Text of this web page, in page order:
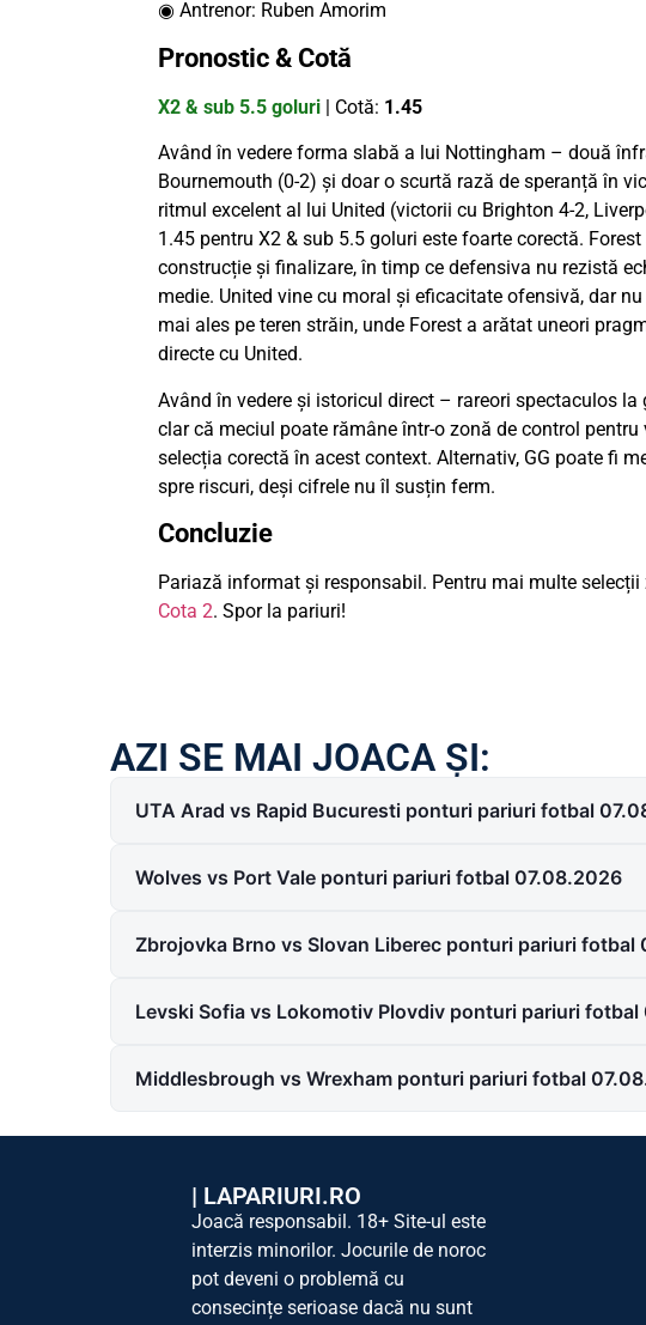
◉ Antrenor: Ruben Amorim
Pronostic & Cotă
X2 & sub 5.5 goluri | Cotă: 1.45
Având în vedere forma slabă a lui Nottingham – două
Bournemouth (0-2) și doar o scurtă rază de speranță în
ritmul excelent al lui United (victorii cu Brighton 4-2,
1.45 pentru X2 & sub 5.5 goluri este foarte corectă.
construcție și finalizare, în timp ce defensiva nu rezistă
medie. United vine cu moral și eficacitate ofensivă, dar
mai ales pe teren străin, unde Forest a arătat uneori
directe cu United.
Având în vedere și istoricul direct – rareori spectaculos
clar că meciul poate rămâne într-o zonă de control
selecția corectă în acest context. Alternativ, GG poate fi
spre riscuri, deși cifrele nu îl susțin ferm.
Concluzie
Pariază informat și responsabil. Pentru mai multe selecții
Cota 2. Spor la pariuri!
AZI SE MAI JOACA ȘI:
UTA Arad vs Rapid Bucuresti ponturi pariuri fotbal
Wolves vs Port Vale ponturi pariuri fotbal 07.08.2026
Zbrojovka Brno vs Slovan Liberec ponturi pariuri fotbal
Levski Sofia vs Lokomotiv Plovdiv ponturi pariuri
Middlesbrough vs Wrexham ponturi pariuri fotbal
| LAPARIURI.RO
Joacă responsabil. 18+ Site-ul este
interzis minorilor. Jocurile de noroc
pot deveni o problemă cu
consecințe serioase dacă nu sunt